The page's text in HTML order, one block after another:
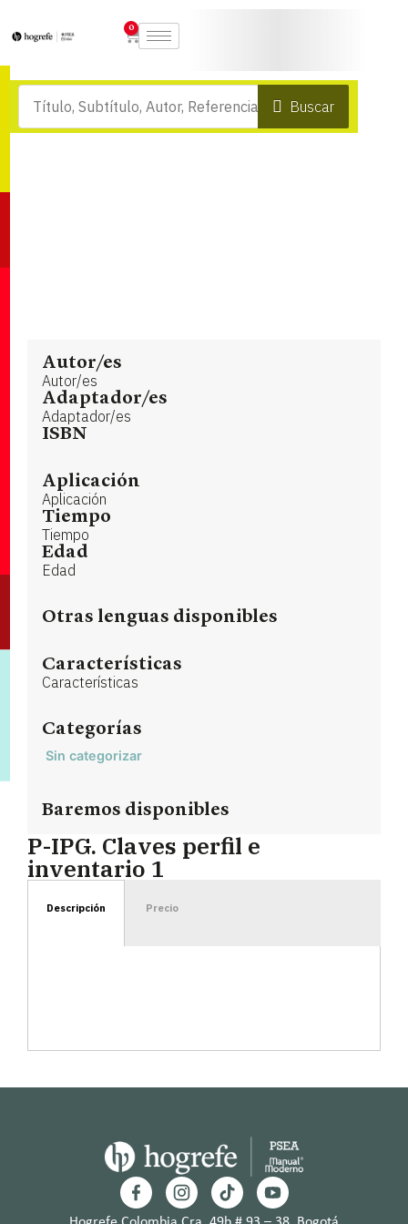
0
Buscar
Autor/es
Autor/es
Adaptador/es
Adaptador/es
ISBN
Aplicación
Aplicación
Tiempo
Tiempo
Edad
Edad
Otras lenguas disponibles
Características
Características
Categorías
Sin categorizar
Baremos disponibles
P-IPG. Claves perfil e
inventario 1
Descripción Precio